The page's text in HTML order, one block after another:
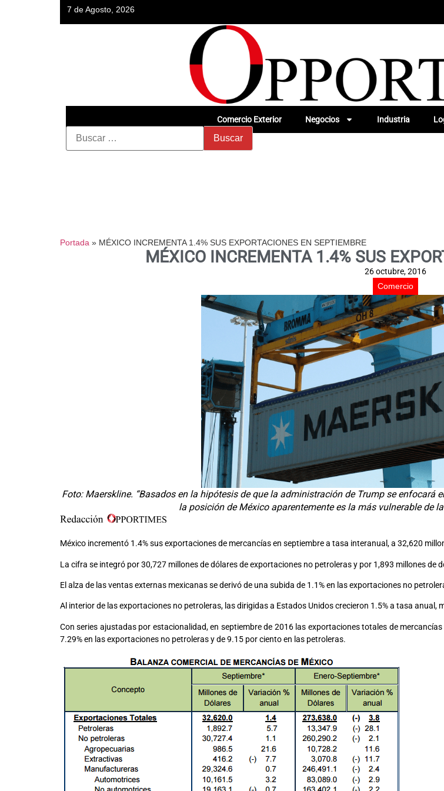
7 de Agosto, 2026
Comercio Exterior Negocios Industria
Portada » MÉXICO INCREMENTA 1.4% SUS EXPORTACIONES EN SEPTIEMBRE
MÉXICO INCREMENTA 1.4% SUS
26 octubre, 2016
Comercio
Foto: Maerskline. “Basados en la hipótesis de que la administración de Trump se
la posición de México aparentemente es la más vulnerable de
México incrementó 1.4% sus exportaciones de mercancías en septiembre a tasa interanual, a 32,620
La cifra se integró por 30,727 millones de dólares de exportaciones no petroleras y por 1,893 millones de
El alza de las ventas externas mexicanas se derivó de una subida de 1.1% en las exportaciones no
Al interior de las exportaciones no petroleras, las dirigidas a Estados Unidos crecieron 1.5% a tasa
Con series ajustadas por estacionalidad, en septiembre de 2016 las exportaciones totales de
7.29% en las exportaciones no petroleras y de 9.15 por ciento en las petroleras.